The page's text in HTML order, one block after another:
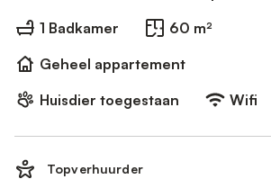
1 Badkamer
60 m²
Geheel appartement
Huisdier toegestaan
Wifi
Topverhuurder